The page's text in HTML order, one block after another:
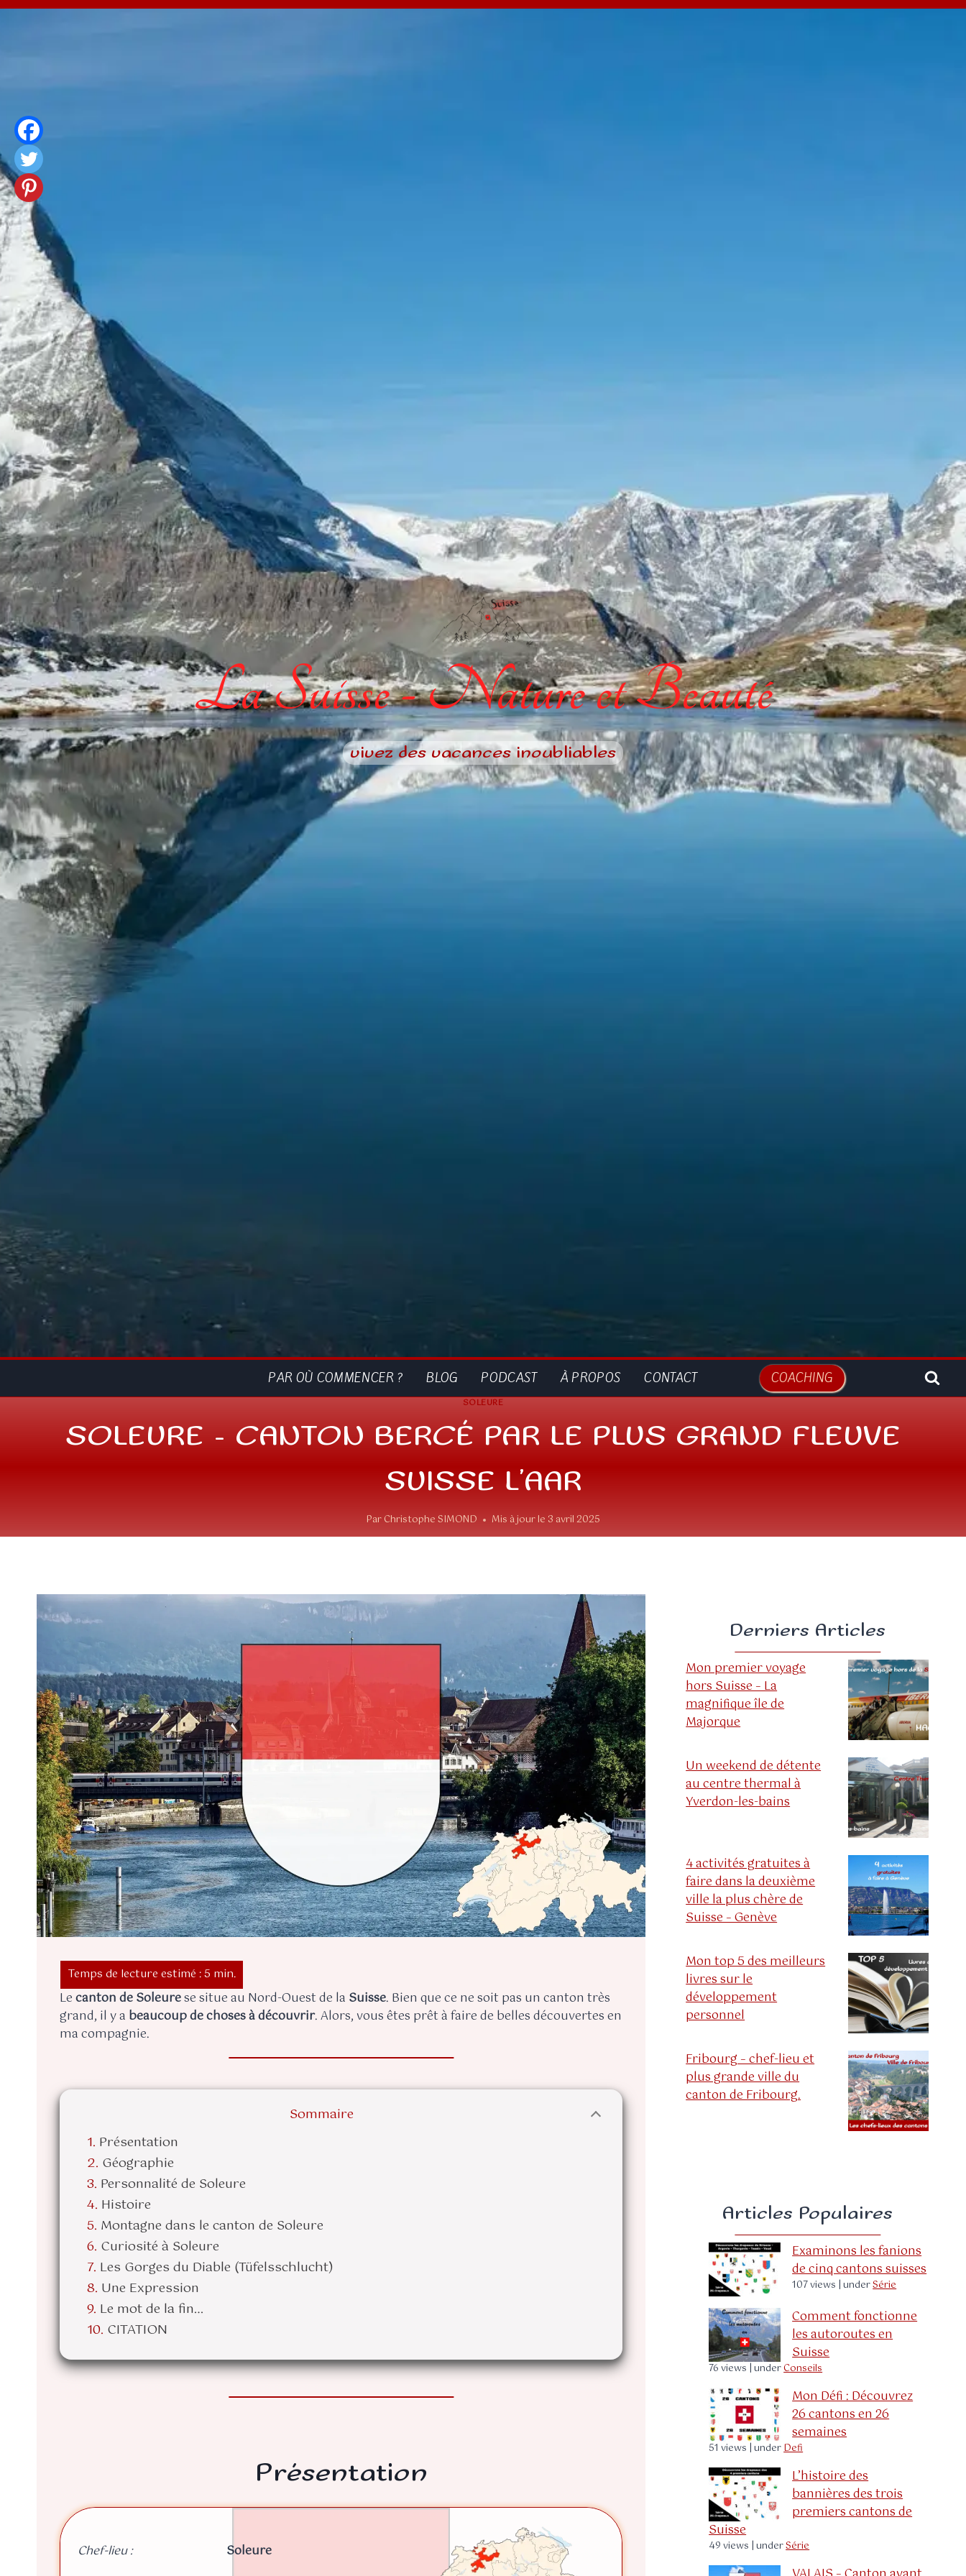
La Suisse - Nature et Beauté
vivez des vacances inoubliables
PAR OÙ COMMENCER ? BLOG PODCAST À PROPOS CONTACT COACHING
SOLEURE
SOLEURE – CANTON BERCÉ PAR LE PLUS GRAND FLEUVE
SUISSE L’AAR
ParChristophe SIMOND Mis à jour le 3 avril 2025
Lecanton de Soleurese situe au Nord-Ouest de la Suisse. Bien que ce ne soit pas un canton très
grand, il y a beaucoup de choses à découvrir. Alors, vous êtes prêt à faire de belles découvertes en
ma compagnie.
Sommaire
Présentation
Géographie
Personnalité de Soleure
Histoire
Montagne dans le canton de Soleure
Curiosité à Soleure
Les Gorges du Diable (Tüfelsschlucht)
Une Expression
Le mot de la fin…
CITATION
Présentation
Chef-lieu : Soleure
Derniers Articles
Mon premier voyage
hors Suisse – La
magnifique île de
Majorque
Un weekend de détente
au centre thermal à
Yverdon-les-bains
4 activités gratuites à
faire dans la deuxième
ville la plus chère de
Suisse – Genève
Mon top 5 des meilleurs
livres sur le
développement
personnel
Fribourg – chef-lieu et
plus grande ville du
canton de Fribourg.
Articles Populaires
Examinons les fanions
de cinq cantons suisses
107 views |underSérie
Comment fonctionne
les autoroutes en
Suisse
76 views |underConseils
Mon Défi : Découvrez
26 cantons en 26
semaines
51 views |underDefi
L’histoire des
bannières des trois
premiers cantons de
Suisse
49 views |underSérie